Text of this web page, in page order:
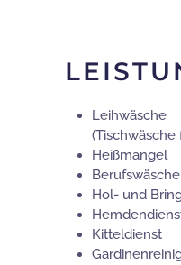
Leihwäsche
(Tischwäsche
Heißmangel
Hol- und
Kitteldienst